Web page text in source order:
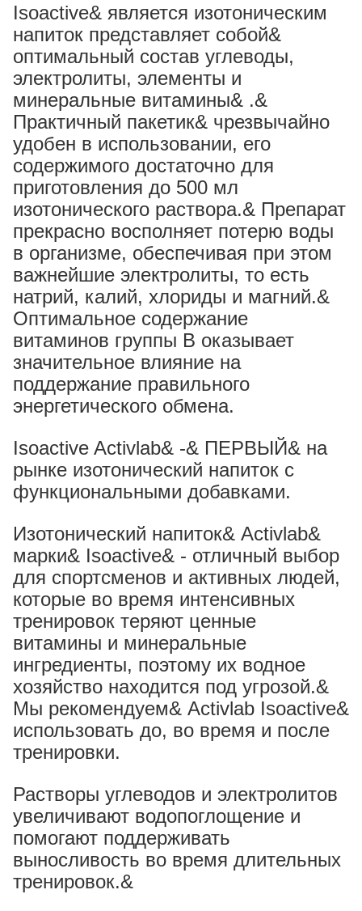
Isoactive& является изотоническим
напиток представляет собой&
оптимальный состав углеводы,
электролиты, элементы и
минеральные витамины& .&
Практичный пакетик& чрезвычайно
удобен в использовании, его
содержимого достаточно для
приготовления до 500 мл
изотонического раствора.& Препарат
прекрасно восполняет потерю воды
в организме, обеспечивая при этом
важнейшие электролиты, то есть
натрий, калий, хлориды и магний.&
Оптимальное содержание
витаминов группы В оказывает
значительное влияние на
поддержание правильного
энергетического обмена.
Isoactive Activlab& -& ПЕРВЫЙ& на
рынке изотонический напиток с
функциональными добавками.
Изотонический напиток& Activlab&
марки& Isoactive& - отличный выбор
для спортсменов и активных людей,
которые во время интенсивных
тренировок теряют ценные
витамины и минеральные
ингредиенты, поэтому их водное
хозяйство находится под угрозой.&
Мы рекомендуем& Activlab Isoactive&
использовать до, во время и после
тренировки.
Растворы углеводов и электролитов
увеличивают водопоглощение и
помогают поддерживать
выносливость во время длительных
тренировок.&